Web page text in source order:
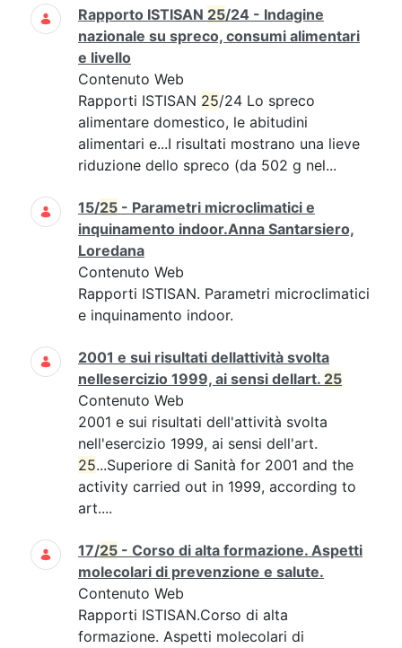
Rapporto ISTISAN 25/24 - Indagine
nazionale su spreco, consumi alimentari
e livello
Contenuto Web
Rapporti ISTISAN 25/24 Lo spreco
alimentare domestico, le abitudini
alimentari e...I risultati mostrano una lieve
riduzione dello spreco (da 502 g nel...
15/25 - Parametri microclimatici e
inquinamento indoor.Anna Santarsiero,
Loredana
Contenuto Web
Rapporti ISTISAN. Parametri microclimatici
e inquinamento indoor.
2001 e sui risultati dellattività svolta
nellesercizio 1999, ai sensi dellart. 25
Contenuto Web
2001 e sui risultati dell'attività svolta
nell'esercizio 1999, ai sensi dell'art.
25...Superiore di Sanità for 2001 and the
activity carried out in 1999, according to
art....
17/25 - Corso di alta formazione. Aspetti
molecolari di prevenzione e salute.
Contenuto Web
Rapporti ISTISAN.Corso di alta
formazione. Aspetti molecolari di